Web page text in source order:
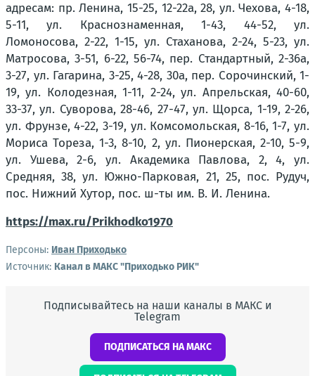
адресам: пр. Ленина, 15-25, 12-22а, 28, ул. Чехова, 4-18,
5-11, ул. Краснознаменная, 1-43, 44-52, ул.
Ломоносова, 2-22, 1-15, ул. Стаханова, 2-24, 5-23, ул.
Матросова, 3-51, 6-22, 56-74, пер. Стандартный, 2-36а,
3-27, ул. Гагарина, 3-25, 4-28, 30а, пер. Сорочинский, 1-
19, ул. Колодезная, 1-11, 2-24, ул. Апрельская, 40-60,
33-37, ул. Суворова, 28-46, 27-47, ул. Щорса, 1-19, 2-26,
ул. Фрунзе, 4-22, 3-19, ул. Комсомольская, 8-16, 1-7, ул.
Мориса Тореза, 1-3, 8-10, 2, ул. Пионерская, 2-10, 5-9,
ул. Ушева, 2-6, ул. Академика Павлова, 2, 4, ул.
Средняя, 38, ул. Южно-Парковая, 21, 25, пос. Рудуч,
пос. Нижний Хутор, пос. ш-ты им. В. И. Ленина.
https://max.ru/Prikhodko1970
Персоны: Иван Приходько
Источник: Канал в МАКС "Приходько РИК"
Подписывайтесь на наши каналы в МАКС и
Telegram
ПОДПИСАТЬСЯ НА МАКС